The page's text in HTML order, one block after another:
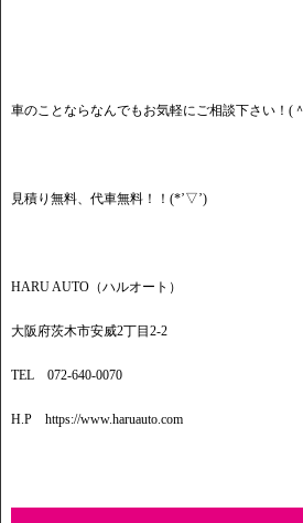
車のことならなんでもお気軽にご相談下さい！(
見積り無料、代車無料！！(*’▽’)
HARU AUTO（ハルオート）
大阪府茨木市安威2丁目2-2
TEL 072-640-0070
H.P https://www.haruauto.com